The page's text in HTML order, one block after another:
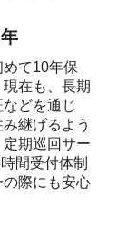
て10年保
在も、長期
どを通じ
継げるよう
期巡回サー
間受付体制
際にも安心